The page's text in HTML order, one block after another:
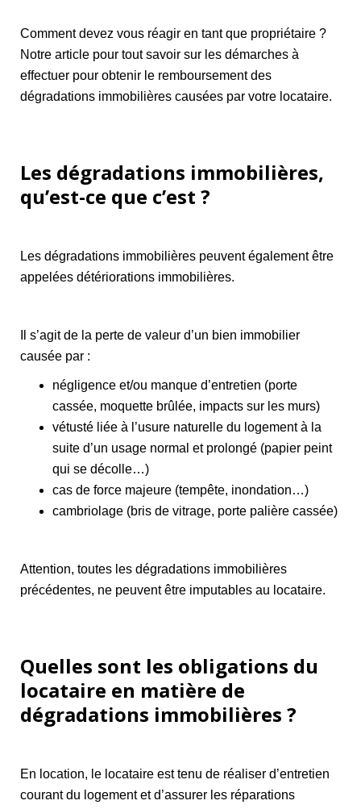
Comment devez vous réagir en tant que propriétaire ?
Notre article pour tout savoir sur les démarches à
effectuer pour obtenir le remboursement des
dégradations immobilières causées par votre locataire.
Les dégradations immobilières,
qu’est-ce que c’est ?
Les dégradations immobilières peuvent également être
appelées détériorations immobilières.
Il s’agit de la perte de valeur d’un bien immobilier
causée par :
négligence et/ou manque d’entretien (porte
cassée, moquette brûlée, impacts sur les murs)
vétusté liée à l’usure naturelle du logement à la
suite d’un usage normal et prolongé (papier peint
qui se décolle…)
cas de force majeure (tempête, inondation…)
cambriolage (bris de vitrage, porte palière cassée)
Attention, toutes les dégradations immobilières
précédentes, ne peuvent être imputables au locataire.
Quelles sont les obligations du
locataire en matière de
dégradations immobilières ?
En location, le locataire est tenu de réaliser d’entretien
courant du logement et d’assurer les réparations